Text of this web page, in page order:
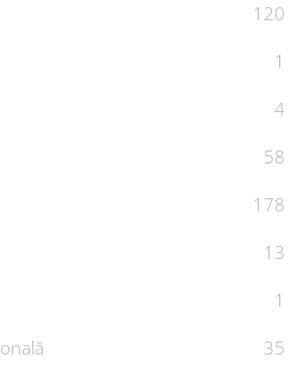
120
1
4
58
178
13
1
35